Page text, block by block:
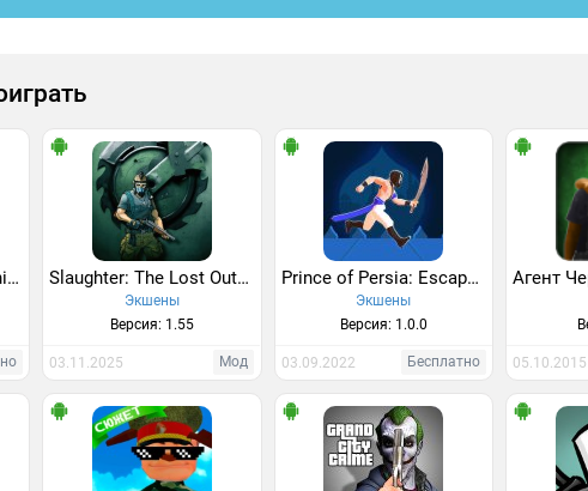
Побега из тюрьмы Sniper Slaughter: The Lost Outpost
Экшены
Версия: 1.55
03.11.2025 Мод
Prince of Persia: Escape 2
Экшены
Версия: 1.0.0
03.09.2022 Бесплатно 05.10.2015